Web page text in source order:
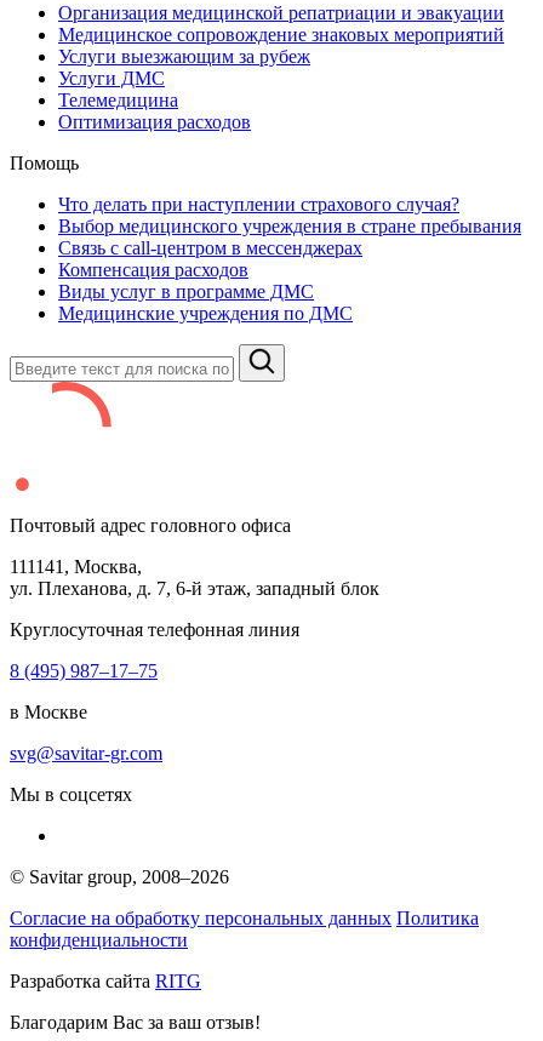
Организация медицинской репатриации и эвакуации
Медицинское сопровождение знаковых мероприятий
Услуги выезжающим за рубеж
Услуги ДМС
Телемедицина
Оптимизация расходов
Помощь
Что делать при наступлении страхового случая?
Выбор медицинского учреждения в стране пребывания
Связь с сall-центром в мессенджерах
Компенсация расходов
Виды услуг в программе ДМС
Медицинские учреждения по ДМС
Почтовый адрес головного офиса
111141 , Москва,
ул. Плеханова, д. 7, 6-й этаж, западный блок
Круглосуточная телефонная линия
8 (495) 987–17–75
в Москве
svg@savitar-gr.com
Мы в соцсетях
© Savitar group, 2008–2026
Согласие на обработку персональных данных Политика
конфиденциальности
Разработка сайта RITG
Благодарим Вас за ваш отзыв!